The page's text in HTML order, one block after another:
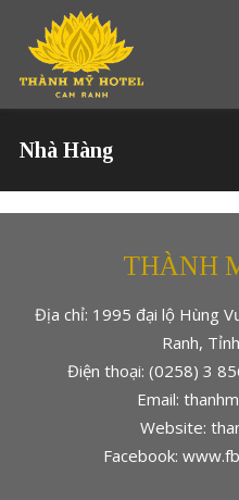
Nhà Hàng
THÀNH
Địa chỉ: 1995 đại lộ Hùng
Ranh,
Điện thoại: (0258) 3
Email:
Website:
Facebook: